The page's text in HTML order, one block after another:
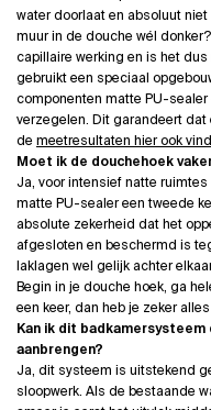
water doorlaat en absoluut
muur in de douche wél
capillaire werking en is het
gebruikt een speciaal
componenten matte PU-
verzegelen. Dit garandeert
de meetresultaten hier ook
Moet ik de douchehoek
Ja, voor intensief natte
matte PU-sealer een tweede
absolute zekerheid dat het
afgesloten en beschermd is
laklagen wel gelijk achter
Begin in je douche hoek, ga
een keer, dan heb je zeker
Kan ik dit
aanbrengen?
Ja, dit systeem is uitstekend
sloopwerk. Als de bestaande